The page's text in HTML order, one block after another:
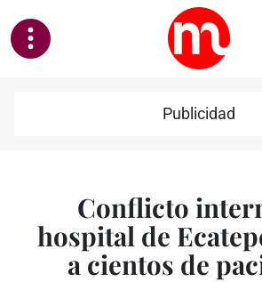
Publicidad
Conflicto
hospital de
a cientos de